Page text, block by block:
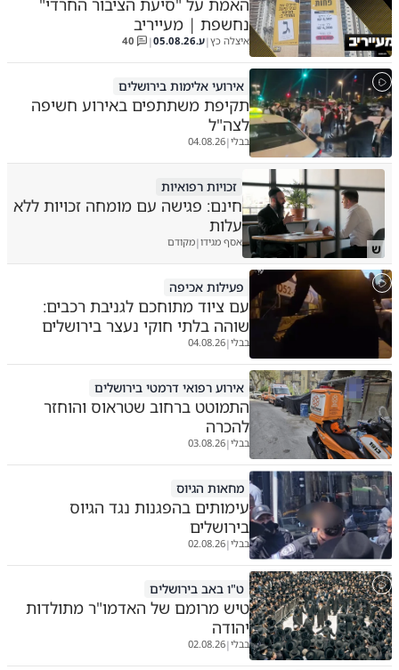
האמת על "סיעת הציבור החרדי"
נחשפת | מעייריב
איצלה כץ|ע.05.08.26
|
40
אירועי אלימות בירושלים
תקיפת משתתפים באירוע חשיפה
לצה"ל
בבלי|
04.08.26
ש
זכויות רפואיות
חינם: פגישה עם מומחה זכויות ללא
עלות
אסף מגידו|מקודם
פעילות אכיפה
עם ציוד מתוחכם לגניבת רכבים:
שוהה בלתי חוקי נעצר בירושלים
בבלי|
04.08.26
אירוע רפואי דרמטי בירושלים
התמוטט ברחוב שטראוס והוחזר
להכרה
בבלי|
03.08.26
מחאות הגיוס
עימותים בהפגנות נגד הגיוס
בירושלים
בבלי|
02.08.26
ט"ו באב בירושלים
טיש מרומם של האדמו"ר מתולדות
יהודה
בבלי|
02.08.26